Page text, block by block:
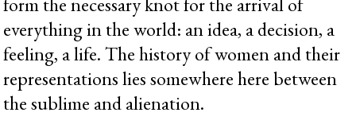
everything in the world: an idea, a decision, a
feeling, a life. The history of women and their
representations lies somewhere here between
the sublime and alienation.